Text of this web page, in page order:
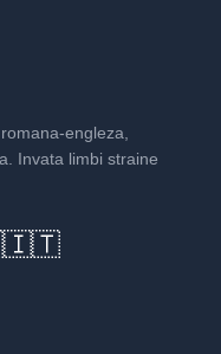
engleza,
Invata limbi straine
🇮🇹